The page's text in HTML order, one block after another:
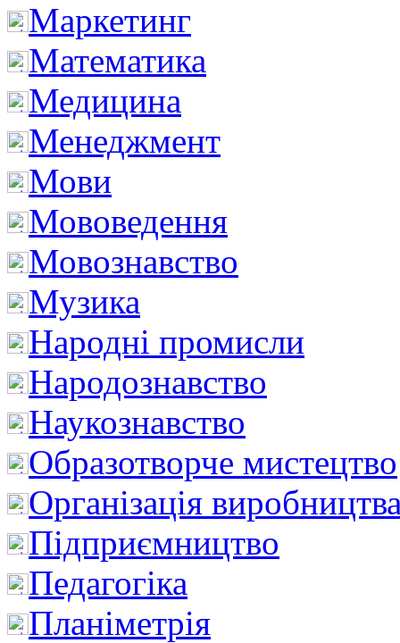
Маркетинг
Математика
Медицина
Менеджмент
Мови
Мововедення
Мовознавство
Музика
Народні промисли
Народознавство
Наукознавство
Образотворче мистецтво
Організація
Підприємництво
Педагогіка
Планіметрія